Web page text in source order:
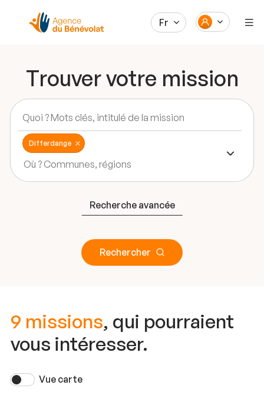
Fr
Trouver votre mission
Differdange
Recherche avancée
Rechercher
9 missions, qui pourraient
vous intéresser.
Vue carte